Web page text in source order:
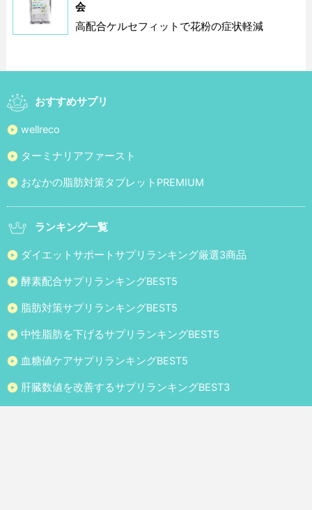
会
高配合ケルセフィットで花粉の症状軽減
おすすめサプリ
wellreco
ターミナリアファースト
おなかの脂肪対策タブレットPREMIUM
ランキング一覧
ダイエットサポートサプリランキング厳選3商品
酵素配合サプリランキングBEST5
脂肪対策サプリランキングBEST5
中性脂肪を下げるサプリランキングBEST5
血糖値ケアサプリランキングBEST5
肝臓数値を改善するサプリランキングBEST3